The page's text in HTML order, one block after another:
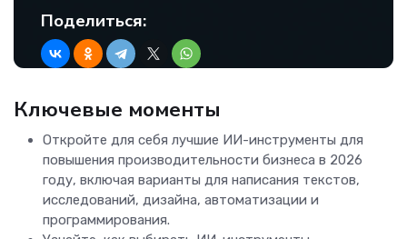
Поделиться:
Ключевые моменты
Откройте для себя лучшие ИИ-инструменты для
повышения производительности бизнеса в 2026
году, включая варианты для написания текстов,
исследований, дизайна, автоматизации и
программирования.